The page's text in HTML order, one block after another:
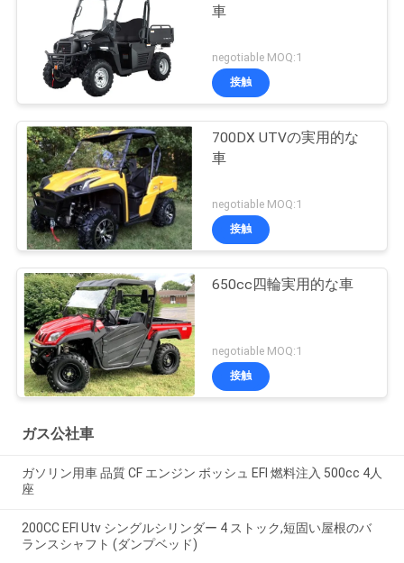
車
negotiable MOQ:1
接触
700DX UTVの実用的な
車
negotiable MOQ:1
接触
650cc四輪実用的な車
negotiable MOQ:1
接触
ガス公社車
ガソリン用車 品質 CF エンジン ボッシュ EFI 燃料注入 500cc 4人
座
200CC EFI Utv シングルシリンダー 4 ストック,短固い屋根のバ
ランスシャフト (ダンプベッド)